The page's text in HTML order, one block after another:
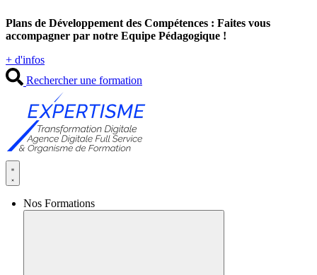
au
contenu
Plans de Développement des Compétences : Faites vous
accompagner par notre Equipe Pédagogique !
+ d'infos
Rechercher une formation
Nos Formations